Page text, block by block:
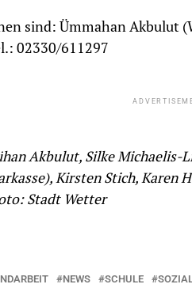
sind: Ümmahan Akbulut
02330/611297
Akbulut, Silke Michaelis-
Kirsten Stich, Karen
Stadt Wetter
NEWS SCHULE